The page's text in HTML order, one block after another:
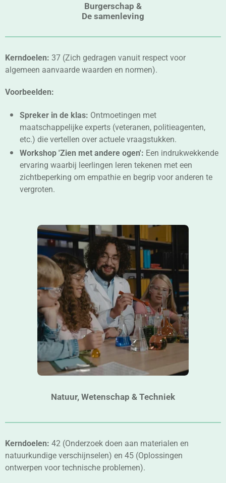
Burgerschap &
De samenleving
Kerndoelen: 37 (Zich gedragen vanuit respect voor
algemeen aanvaarde waarden en normen).
Voorbeelden:
Spreker in de klas: Ontmoetingen met
maatschappelijke experts (veteranen, politieagenten,
etc.) die vertellen over actuele vraagstukken.
Workshop 'Zien met andere ogen': Een indrukwekkende
ervaring waarbij leerlingen leren tekenen met een
zichtbeperking om empathie en begrip voor anderen te
vergroten.
Natuur, Wetenschap & Techniek
Kerndoelen: 42 (Onderzoek doen aan materialen en
natuurkundige verschijnselen) en 45 (Oplossingen
ontwerpen voor technische problemen).